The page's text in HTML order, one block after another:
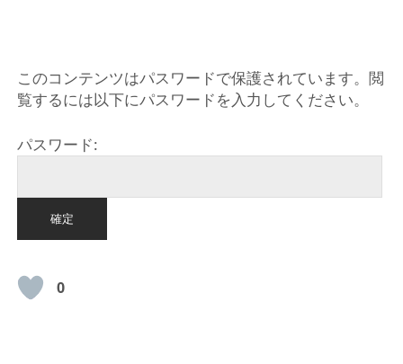
このコンテンツはパスワードで保護されています。閲
覧するには以下にパスワードを入力してください。
パスワード:
0